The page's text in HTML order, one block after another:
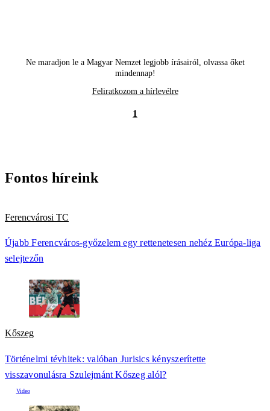
Ne maradjon le a Magyar Nemzet legjobb írásairól, olvassa őket
mindennap!
Feliratkozom a hírlevélre
1
Fontos híreink
Ferencvárosi TC
Újabb Ferencváros-győzelem egy rettenetesen nehéz Európa-liga
selejtezőn
Kőszeg
Történelmi tévhitek: valóban Jurisics kényszerítette
visszavonulásra Szulejmánt Kőszeg alól?